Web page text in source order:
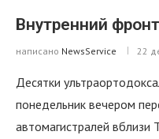
Внутренний
написано NewsService 22
Десятки
понедельник вечером
автомагистралей вблизи